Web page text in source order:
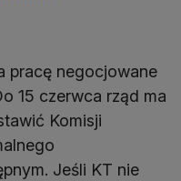
pracę negocjowane
15 czerwca rząd ma
Komisji
Jeśli KT nie